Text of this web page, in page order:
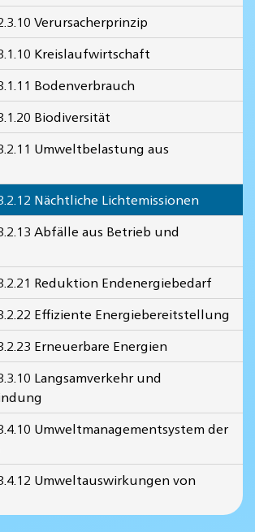
Verursacherprinzip
Kreislaufwirtschaft
Bodenverbrauch
Biodiversität
Umweltbelastung aus
Nächtliche Lichtemissionen
Abfälle aus Betrieb und
Reduktion Endenergiebedarf
Effiziente Energiebereitstellung
Erneuerbare Energien
Langsamverkehr und
Umweltmanagementsystem der
Umweltauswirkungen von